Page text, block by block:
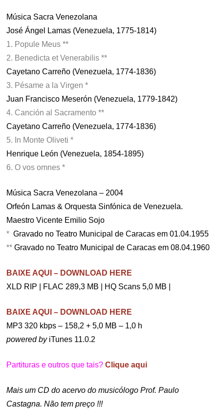
Música Sacra Venezolana
José Ángel Lamas (Venezuela, 1775-1814)
1. Popule Meus **
2. Benedicta et Venerabilis **
Cayetano Carreño (Venezuela, 1774-1836)
3. Pésame a la Virgen *
Juan Francisco Meserón (Venezuela, 1779-1842)
4. Canción al Sacramento **
Cayetano Carreño (Venezuela, 1774-1836)
5. In Monte Oliveti *
Henrique León (Venezuela, 1854-1895)
6. O vos omnes *
Música Sacra Venezolana – 2004
Orfeón Lamas & Orquesta Sinfónica de Venezuela.
Maestro Vicente Emilio Sojo
* Gravado no Teatro Municipal de Caracas em 01.04.1955
** Gravado no Teatro Municipal de Caracas em 08.04.1960
BAIXE AQUI – DOWNLOAD HERE
XLD RIP | FLAC 289,3 MB | HQ Scans 5,0 MB |
BAIXE AQUI – DOWNLOAD HERE
MP3 320 kbps – 158,2 + 5,0 MB – 1,0 h
powered byiTunes 11.0.2
Partituras e outros que tais? Clique aqui
Mais um CD do acervo do musicólogo Prof. Paulo
Castagna. Não tem preço !!!